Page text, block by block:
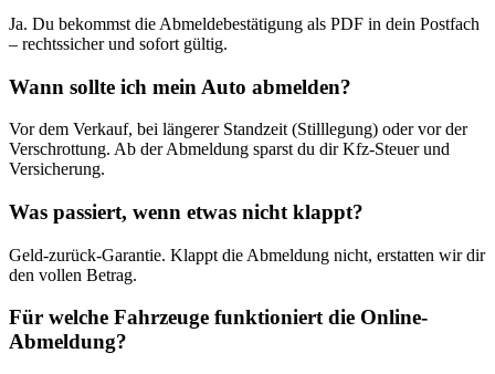
Ja. Du bekommst die Abmeldebestätigung als PDF in dein Postfach
– rechtssicher und sofort gültig.
Wann sollte ich mein Auto abmelden?
Vor dem Verkauf, bei längerer Standzeit (Stilllegung) oder vor der
Verschrottung. Ab der Abmeldung sparst du dir Kfz-Steuer und
Versicherung.
Was passiert, wenn etwas nicht klappt?
Geld-zurück-Garantie. Klappt die Abmeldung nicht, erstatten wir dir
den vollen Betrag.
Für welche Fahrzeuge funktioniert die Online-
Abmeldung?